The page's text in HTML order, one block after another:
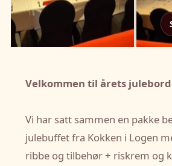
Velkommen til årets julebord
Vi har satt sammen en pakke
julebuffet fra Kokken i Logen
ribbe og tilbehør + riskrem og